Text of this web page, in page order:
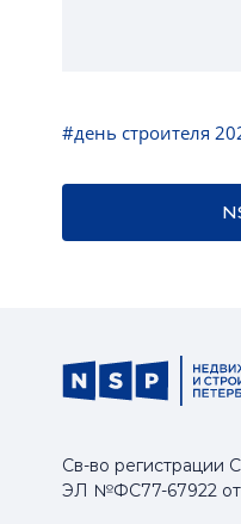
#день строителя
Св-во регистрации
ЭЛ №ФС77-67922 от